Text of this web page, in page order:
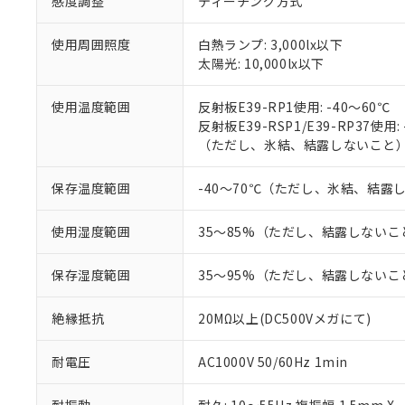
使用周囲照度
白熱ランプ: 3,000lx以下
太陽光: 10,000lx以下
使用温度範囲
反射板E39-RP1使用: -40～60℃
反射板E39-RSP1/E39-RP37使
（ただし、氷結、結露しないこと）
保存温度範囲 -40～70℃（ただし、氷結、結露し
使用湿度範囲 35～85%（ただし、結露しないこ
保存湿度範囲 35～95%（ただし、結露しないこ
絶縁抵抗 20MΩ以上(DC500Vメガにて)
耐電圧 AC1000V 50/60Hz 1min
以下の条件をお読
くものです。
当社制御機
在庫状況お
のであり、
い。
正式な納期
在庫状況お
す。
マイパーツ
ている必要
お客様が当
さい。
※当社の共同
仕入先様の事情に
*EU RoHS指令（10物質
鉛(Pb) 1000ppm以下、
フタル酸ビス(2-エチル
ル（DBP） 1000ppm以
但し、RoHS指令で産
フタル酸エステル類の
部品在庫の切り替
※3 非含有証明
下記の非含有証明
※1 中国
「○」：最大均質
「×」：最大均質
「－」：未確認で
*中国RoHS10物質の基
Pb(鉛) :1000ppm、
Cr(Ⅵ)(六価クロム) :
※2 環境保護使用
「10」：通常の使
味します。
「－」：未確認で
う）を輸出
などの必要
当社は規制
ます。
当社は貴社
置等に一切
また当社は
たしません。
記
号
機器販
白
受注生